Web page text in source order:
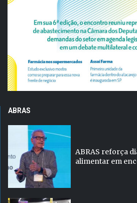
ABRAS
ABRAS reforça
alimentar em